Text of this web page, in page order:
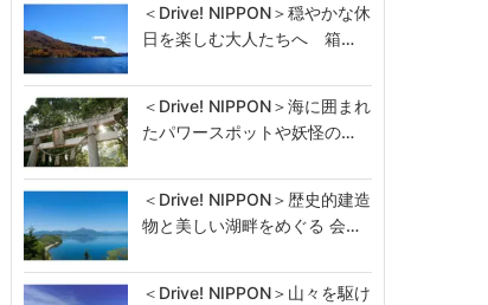
＜Drive! NIPPON＞穏やかな休
日を楽しむ大人たちへ 箱…
＜Drive! NIPPON＞海に囲まれ
たパワースポットや妖怪の…
＜Drive! NIPPON＞歴史的建造
物と美しい湖畔をめぐる 会…
＜Drive! NIPPON＞山々を駆け